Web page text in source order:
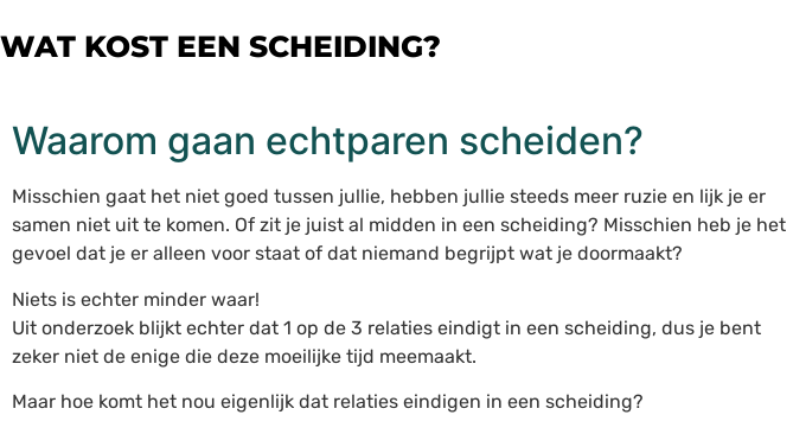
WAT KOST EEN SCHEIDING?
Waarom gaan echtparen scheiden?
Misschien gaat het niet goed tussen jullie, hebben jullie steeds meer ruzie en lijk je er
samen niet uit te komen. Of zit je juist al midden in een scheiding? Misschien heb je het
gevoel dat je er alleen voor staat of dat niemand begrijpt wat je doormaakt?
Niets is echter minder waar!
Uit onderzoek blijkt echter dat 1 op de 3 relaties eindigt in een scheiding, dus je bent
zeker niet de enige die deze moeilijke tijd meemaakt.
Maar hoe komt het nou eigenlijk dat relaties eindigen in een scheiding?